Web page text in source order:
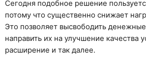
Сегодня подобное решение
потому что существенно снижает
Это позволяет высвободить
направить их на улучшение качества
расширение и так далее.